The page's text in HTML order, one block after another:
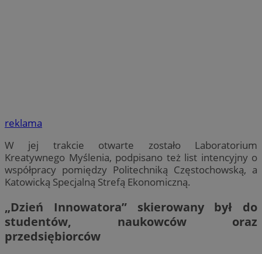
reklama
W jej trakcie otwarte zostało Laboratorium
Kreatywnego Myślenia, podpisano też list intencyjny o
współpracy pomiędzy Politechniką Częstochowską, a
Katowicką Specjalną Strefą Ekonomiczną.
„Dzień Innowatora” skierowany był do
studentów, naukowców oraz
przedsiębiorców